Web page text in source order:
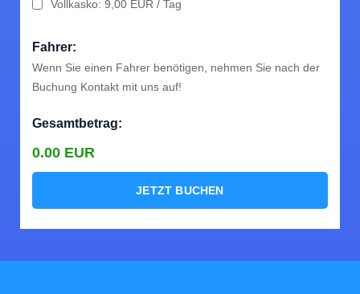
Vollkasko: 9,00 EUR / Tag
Fahrer:
Wenn Sie einen Fahrer benötigen, nehmen Sie nach der
Buchung Kontakt mit uns auf!
Gesamtbetrag:
0.00 EUR
JETZT BUCHEN